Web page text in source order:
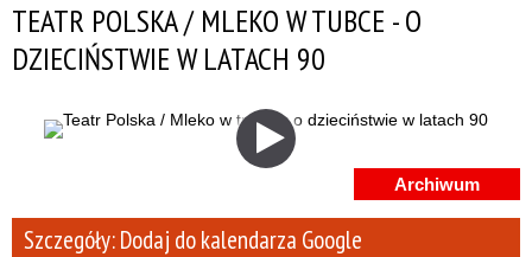
Kategoria
Trwające w zakresie
Miejsce
Organizator
TEATR POLSKA / MLEKO W TUBCE - O
DZIECIŃSTWIE W LATACH 90
Archiwum
Szczegóły:Dodaj do kalendarza Google